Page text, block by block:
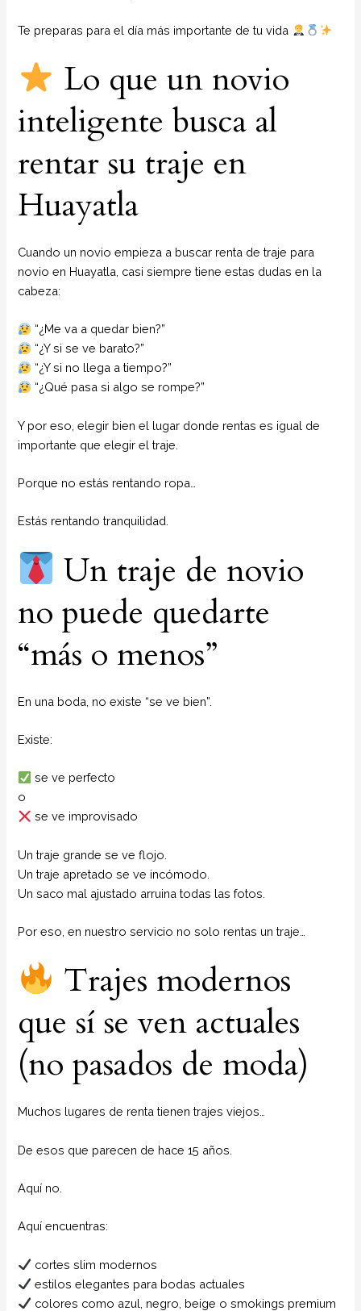
Te preparas para el día más importante de tu vida
Lo que un novio
inteligente busca al
rentar su traje en
Huayatla
Cuando un novio empieza a buscar renta de traje para
novio en Huayatla, casi siempre tiene estas dudas en la
cabeza:
“¿Me va a quedar bien?”
“¿Y si se ve barato?”
“¿Y si no llega a tiempo?”
“¿Qué pasa si algo se rompe?”
Y por eso, elegir bien el lugar donde rentas es igual de
importante que elegir el traje.
Porque no estás rentando ropa…
Estás rentando tranquilidad.
Un traje de novio
no puede quedarte
“más o menos”
En una boda, no existe “se ve bien”.
Existe:
se ve perfecto
o
se ve improvisado
Un traje grande se ve flojo.
Un traje apretado se ve incómodo.
Un saco mal ajustado arruina todas las fotos.
Por eso, en nuestro servicio no solo rentas un traje…
Trajes modernos
que sí se ven actuales
(no pasados de moda)
Muchos lugares de renta tienen trajes viejos…
De esos que parecen de hace 15 años.
Aquí no.
Aquí encuentras:
cortes slim modernos
estilos elegantes para bodas actuales
colores como azul, negro, beige o smokings premium